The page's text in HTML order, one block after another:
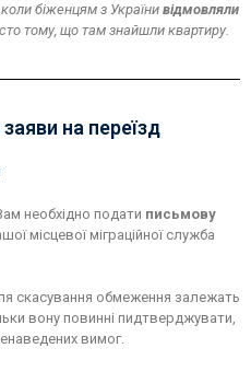
біженцям з України відмовляли
тому, що там знайшли квартиру.
на переїзд
необхідно подати письмову
місцевої міграційної служба
скасування обмеження залежать
вону повинні пидтверджувати,
вимог.